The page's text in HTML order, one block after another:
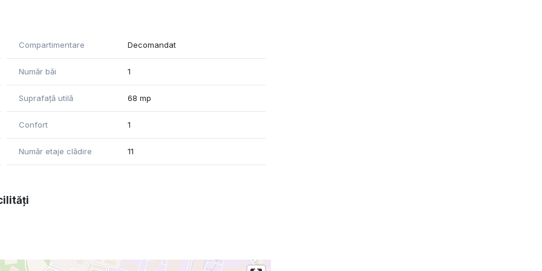
350m, MegaImage - 3 minute 230m), clinici etc.
în faţa scării. Blocul este recent reabilitat.
Compartimentare Decomandat
Număr băi 1
Suprafață utilă 68 mp
Confort 1
Număr etaje clădire 11